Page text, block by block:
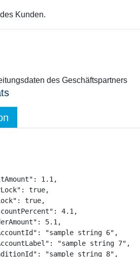
Kunden.
des Geschäftspartners
1.1,
true,
true,
4.1,
5.1,
"sample string 6",
"sample string 7",
"sample string 8",